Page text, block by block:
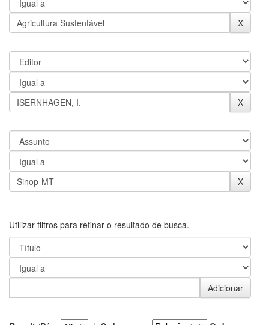
Utilizar filtros para refinar o resultado de busca.